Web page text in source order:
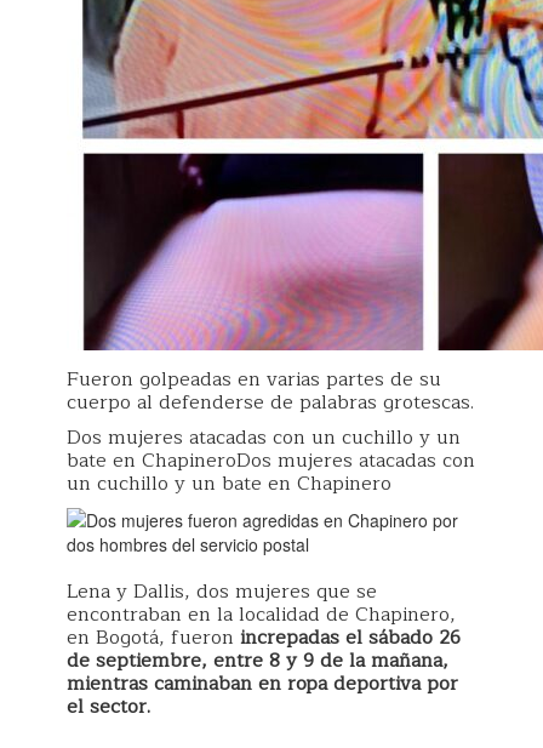
Fueron golpeadas en varias partes de su
cuerpo al defenderse de palabras grotescas.
Dos mujeres atacadas con un cuchillo y un
bate en ChapineroDos mujeres atacadas con
un cuchillo y un bate en Chapinero
Lena y Dallis, dos mujeres que se
encontraban en la localidad de Chapinero,
en Bogotá, fueron increpadas el sábado 26
de septiembre, entre 8 y 9 de la mañana,
mientras caminaban en ropa deportiva por
el sector.